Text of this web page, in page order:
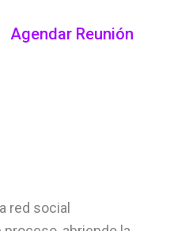
Agendar Reunión
red social